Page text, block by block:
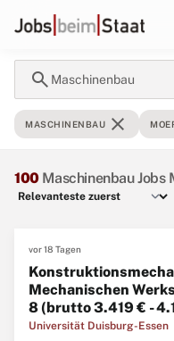
search Maschinenbau
MASCHINENBAU close
100 Maschinenbau Jobs
vor 18 Tagen
Mechanischen
8 (brutto 3.419 € -
Universität Duisburg-Essen